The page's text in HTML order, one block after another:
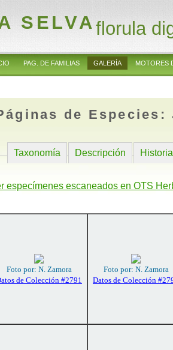
SELVAflorula
PAG. DE FAMILIAS GALERÍA MOTORES
de Especies:
Taxonomía Descripción
especímenes escaneados en OTS
Foto por: N. Zamora
de Colección #2791
Foto por: N. Zamora
Datos de Colección